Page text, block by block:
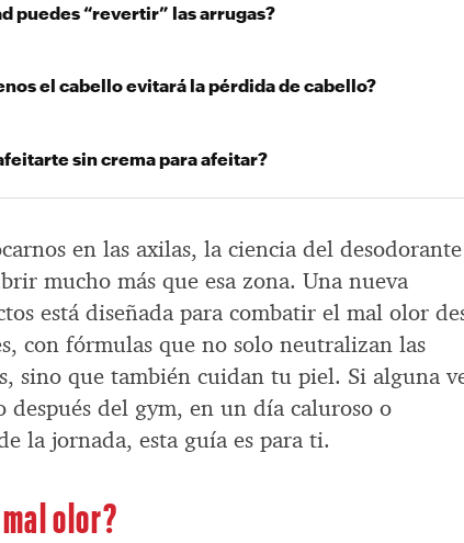
en las axilas, la ciencia del
mucho más que esa zona. Una nueva
está diseñada para combatir el mal olor
con fórmulas que no solo neutralizan las
sino que también cuidan tu piel. Si alguna
después del gym, en un día caluroso o
la jornada, esta guía es para ti.
olor?
puedes “revertir” las arrugas?
el cabello evitará la pérdida de cabello?
sin crema para afeitar?